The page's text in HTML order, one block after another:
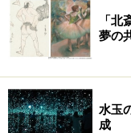
掛け合いによって
場合もあるでしょう
「
夢の
水玉
成